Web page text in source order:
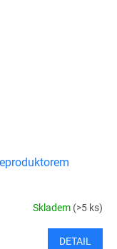
Skladem (>5 ks)
DETAIL